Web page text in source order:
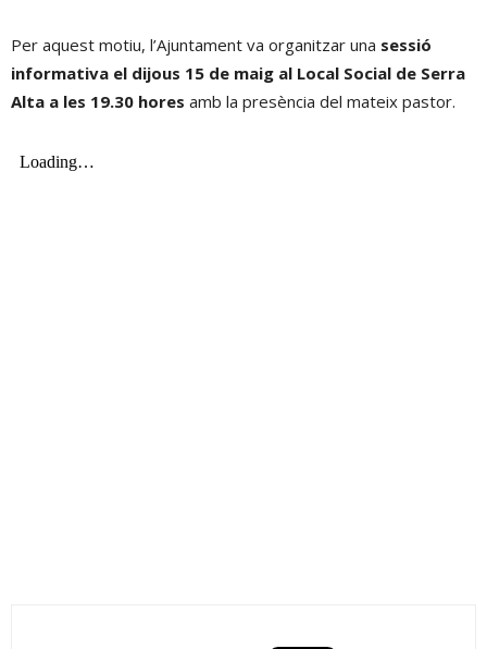
Per aquest motiu, l’Ajuntament va organitzar una sessió
informativa el dijous 15 de maig al Local Social de Serra
Alta a les 19.30 hores amb la presència del mateix pastor.